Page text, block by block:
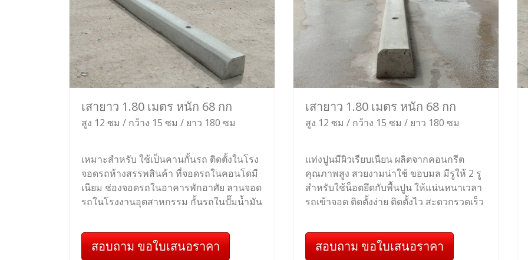
เสายาว 1.80 เมตร หนัก 68 กก
สูง 12 ซม / กว้าง 15 ซม / ยาว 180 ซม
เหมาะสำหรับ ใช้เป็นคานกั้นรถ ติดตั้งในโรง
จอดรถห้างสรรพสินค้า ที่จอดรถในคอนโดมี
เนียม ช่องจอดรถในอาคารพักอาศัย ลานจอด
รถในโรงงานอุตสาหกรรม กั้นรถในปั๊มน้ำมัน
สอบถาม ขอใบเสนอราคา
เสายาว 1.80 เมตร หนัก 68 กก
สูง 12 ซม / กว้าง 15 ซม / ยาว 180 ซม
แท่งปูนมีผิวเรียบเนียน ผลิตจากคอนกรีต
คุณภาพสูง สวยงามน่าใช้ ขอบมล มีรูให้ 2 รู
สำหรับใช้น็อตยึดกับพื้นปูน ให้แน่นหนาเวลา
รถเข้าจอด ติดตั้งง่าย ติดตั้งไว สะดวกรวดเร็ว
สอบถาม ขอใบเสนอราคา